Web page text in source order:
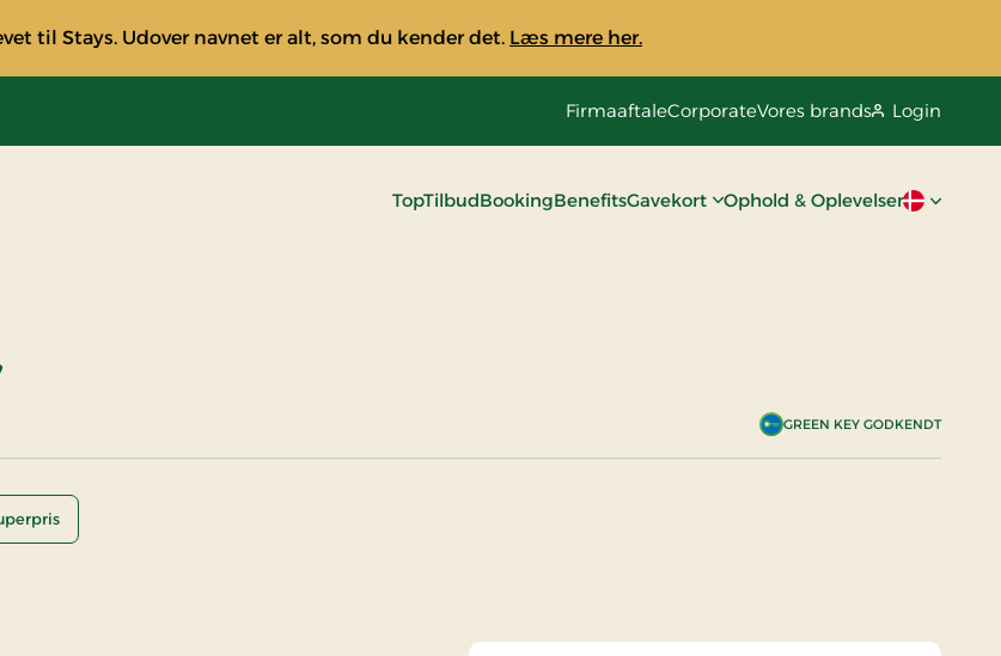
til Stays. Udover navnet er alt, som du kender det. Læs mere her.
FirmaaftaleCorporateVores brands Login
TopTilbudBookingBenefitsGavekort Ophold & OplevelserAktivt
GREEN KEY GODKENDT